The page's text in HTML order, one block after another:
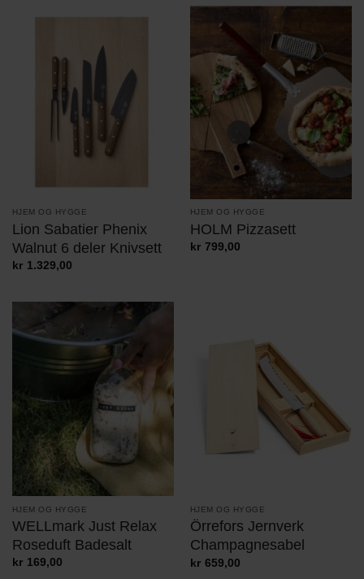
HJEM OG HYGGE
Lion Sabatier Phenix
Walnut 6 deler Knivsett
kr 1.329,00
HJEM OG HYGGE
HOLM Pizzasett
kr 799,00
HJEM OG HYGGE
WELLmark Just Relax
Roseduft Badesalt
kr 169,00
HJEM OG HYGGE
Örrefors Jernverk
Champagnesabel
kr 659,00